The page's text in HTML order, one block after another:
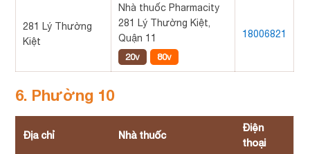
281 Lý Thường
Kiệt
Nhà thuốc Pharmacity
281 Lý Thường Kiệt,
Quận 11
20v 80v
18006821
6. Phường 10
Địa chỉ Nhà thuốc
Điện
thoại